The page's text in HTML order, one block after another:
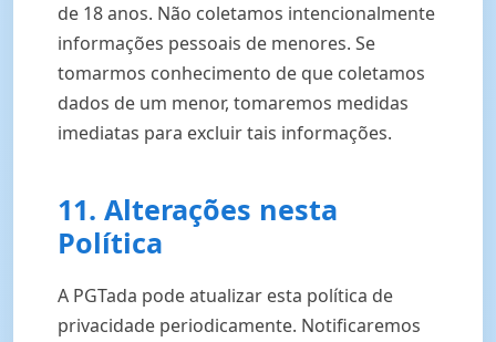
de 18 anos. Não coletamos intencionalmente
informações pessoais de menores. Se
tomarmos conhecimento de que coletamos
dados de um menor, tomaremos medidas
imediatas para excluir tais informações.
11. Alterações nesta
Política
A PGTada pode atualizar esta política de
privacidade periodicamente. Notificaremos